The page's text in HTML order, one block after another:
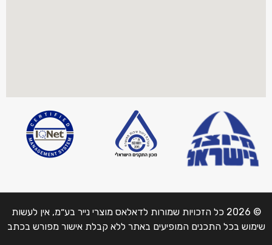
© 2026 כל הזכויות שמורות לדאלאס מוצרי נייר בע״מ, אין לעשות
שימוש בכל התכנים המופיעים באתר ללא קבלת אישור מפורש בכתב